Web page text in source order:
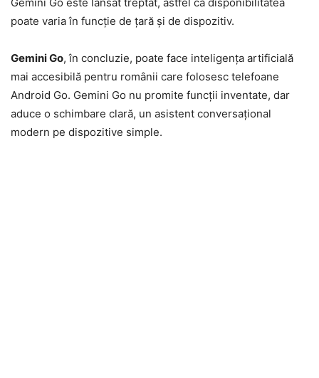
poate varia în funcție de țară și de dispozitiv.
Gemini Go, în concluzie, poate face inteligența artificială
mai accesibilă pentru românii care folosesc telefoane
Android Go. Gemini Go nu promite funcții inventate, dar
aduce o schimbare clară, un asistent conversațional
modern pe dispozitive simple.